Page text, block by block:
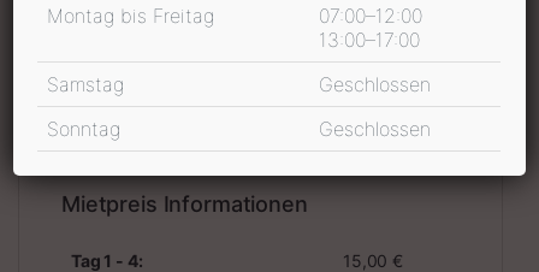
Mietpreis Informationen
Mietpreis Informationen
Tag 1 - 4: 15,00 €
Montag bis Freitag
07:00–12:00
13:00–17:00
Samstag
Geschlossen
Sonntag
Geschlossen